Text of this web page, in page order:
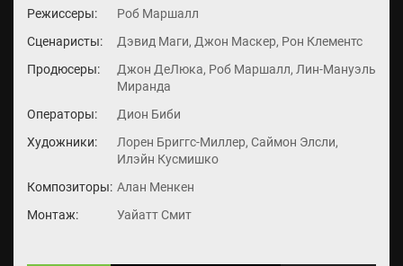
Режиссеры:
Роб Маршалл
Сценаристы:
Дэвид Маги, Джон Маскер, Рон Клементс
Продюсеры:
Джон ДеЛюка, Роб Маршалл, Лин-Мануэль
Миранда
Операторы:
Дион Биби
Художники:
Лорен Бриггс-Миллер, Саймон Элсли,
Илэйн Кусмишко
Композиторы: Алан Менкен
Монтаж:
Уайатт Смит